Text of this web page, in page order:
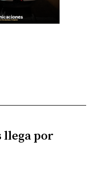
llega por